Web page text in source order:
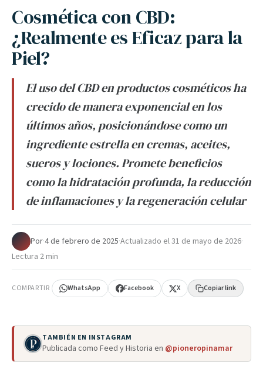
Cosmética con CBD:
¿Realmente es Eficaz para la
Piel?
El uso del CBD en productos cosméticos ha
crecido de manera exponencial en los
últimos años, posicionándose como un
ingrediente estrella en cremas, aceites,
sueros y lociones. Promete beneficios
como la hidratación profunda, la reducción
de inflamaciones y la regeneración celular
Por·4 de febrero de 2025·Actualizado el31 de mayo de 2026·
Lectura 2 min
COMPARTIR WhatsApp Facebook X Copiar link
TAMBIÉN EN INSTAGRAM
Publicada como Feed y Historia en @pioneropinamar